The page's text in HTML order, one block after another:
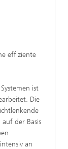
effiziente
ist
Die
der Basis
an